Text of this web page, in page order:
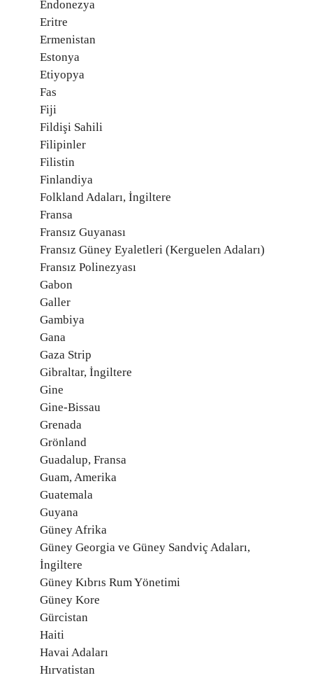
Endonezya
Eritre
Ermenistan
Estonya
Etiyopya
Fas
Fiji
Fildişi Sahili
Filipinler
Filistin
Finlandiya
Folkland Adaları, İngiltere
Fransa
Fransız Guyanası
Fransız Güney Eyaletleri (Kerguelen Adaları)
Fransız Polinezyası
Gabon
Galler
Gambiya
Gana
Gaza Strip
Gibraltar, İngiltere
Gine
Gine-Bissau
Grenada
Grönland
Guadalup, Fransa
Guam, Amerika
Guatemala
Guyana
Güney Afrika
Güney Georgia ve Güney Sandviç Adaları,
İngiltere
Güney Kıbrıs Rum Yönetimi
Güney Kore
Gürcistan
Haiti
Havai Adaları
Hırvatistan